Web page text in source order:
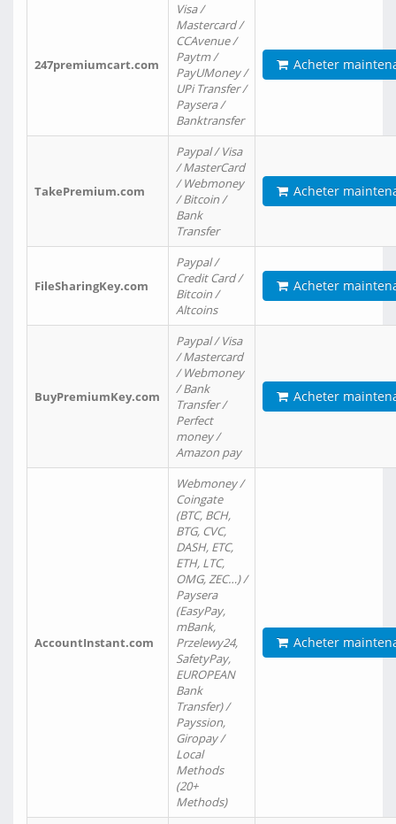
247premiumcart.com
Visa /
Mastercard /
CCAvenue /
Paytm /
PayUMoney /
UPi Transfer /
Paysera /
Banktransfer
Acheter
TakePremium.com
Paypal / Visa
/ MasterCard
/ Webmoney
/ Bitcoin /
Bank
Transfer
Acheter
FileSharingKey.com
Paypal /
Credit Card /
Bitcoin /
Altcoins
Acheter
BuyPremiumKey.com
Paypal / Visa
/ Mastercard
/ Webmoney
/ Bank
Transfer /
Perfect
money /
Amazon pay
Acheter
AccountInstant.com
Webmoney /
Coingate
(BTC, BCH,
BTG, CVC,
DASH, ETC,
ETH, LTC,
OMG, ZEC…) /
Paysera
(EasyPay,
mBank,
Przelewy24,
SafetyPay,
EUROPEAN
Bank
Transfer) /
Payssion,
Giropay /
Local
Methods
(20+
Methods)
Acheter